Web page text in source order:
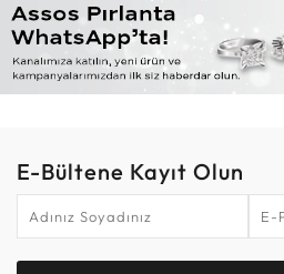
E-Bültene Kayıt Olun